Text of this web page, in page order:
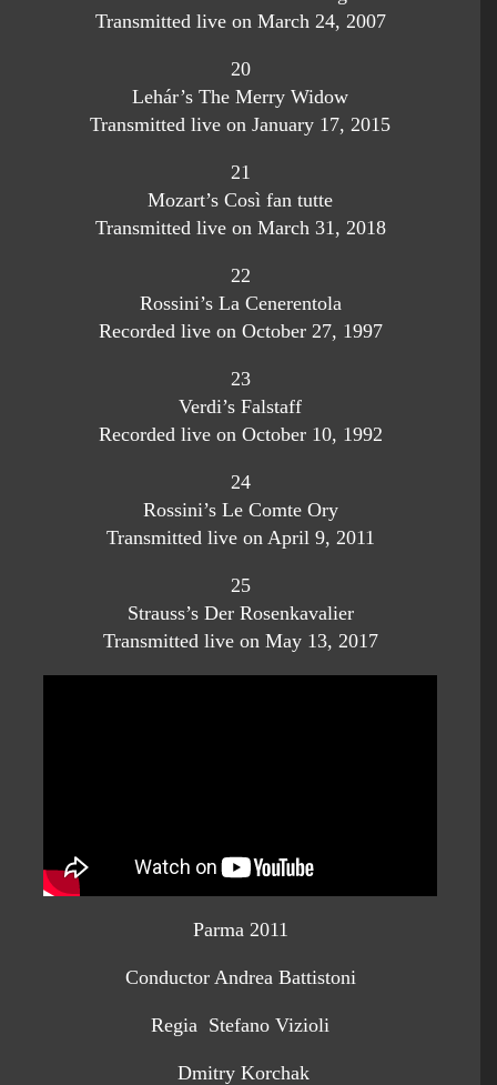
Transmitted live on March 24, 2007
20
Lehár’s The Merry Widow
Transmitted live on January 17, 2015
21
Mozart’s Così fan tutte
Transmitted live on March 31, 2018
22
Rossini’s La Cenerentola
Recorded live on October 27, 1997
23
Verdi’s Falstaff
Recorded live on October 10, 1992
24
Rossini’s Le Comte Ory
Transmitted live on April 9, 2011
25
Strauss’s Der Rosenkavalier
Transmitted live on May 13, 2017
Parma 2011
Conductor Andrea Battistoni
Regia Stefano Vizioli
Dmitry Korchak